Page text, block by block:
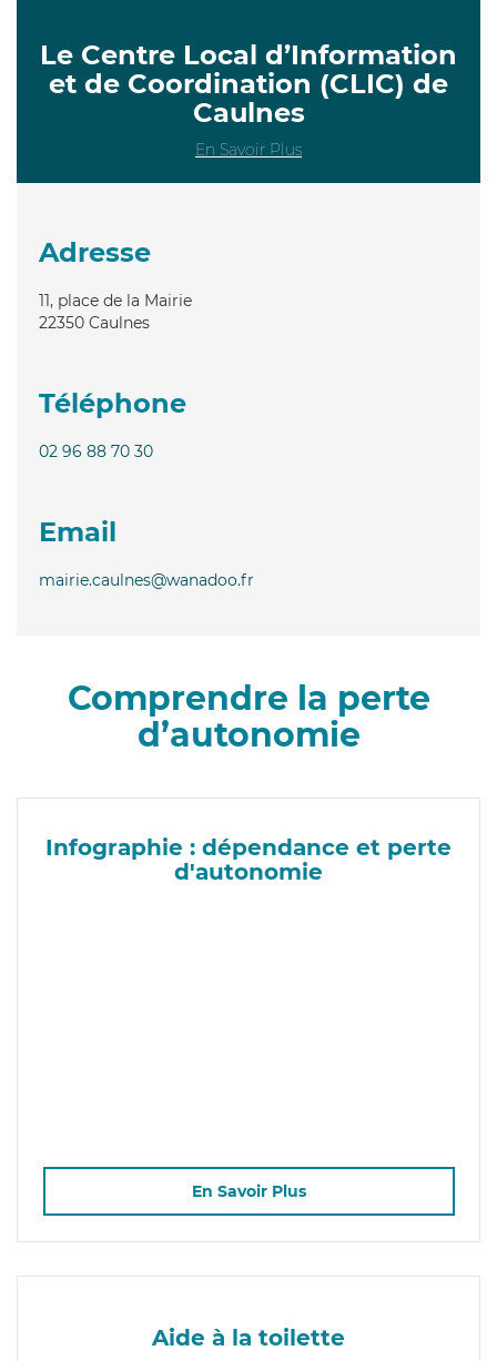
Le Centre Local d’Information
et de Coordination (CLIC) de
Caulnes
En Savoir Plus
Adresse
11, place de la Mairie
22350 Caulnes
Téléphone
02 96 88 70 30
Email
mairie.caulnes@wanadoo.fr
Comprendre la perte
d’autonomie
Infographie : dépendance et perte
d'autonomie
En Savoir Plus
Aide à la toilette